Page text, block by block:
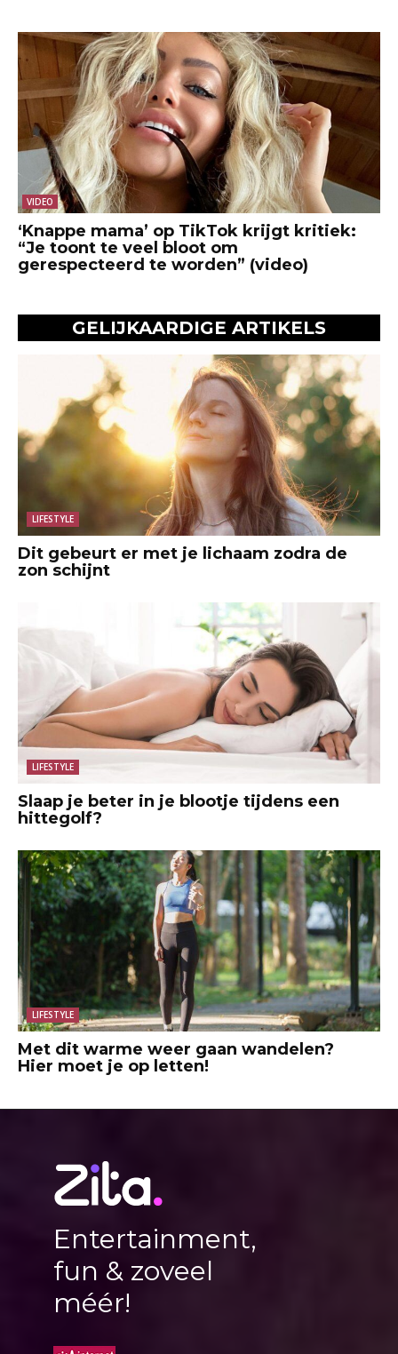
VIDEO
‘Knappe mama’ op TikTok krijgt kritiek:
“Je toont te veel bloot om
gerespecteerd te worden” (video)
GELIJKAARDIGE ARTIKELS
LIFESTYLE
Dit gebeurt er met je lichaam zodra de
zon schijnt
LIFESTYLE
Slaap je beter in je blootje tijdens een
hittegolf?
LIFESTYLE
Met dit warme weer gaan wandelen?
Hier moet je op letten!
Entertainment,
fun & zoveel
méér!